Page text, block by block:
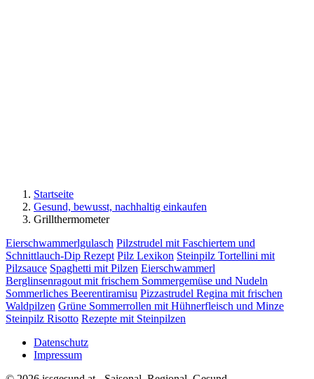
Startseite
Gesund, bewusst, nachhaltig einkaufen
Grillthermometer
Eierschwammerlgulasch Pilzstrudel mit Faschiertem und
Schnittlauch-Dip Rezept Pilz Lexikon Steinpilz Tortellini mit
Pilzsauce Spaghetti mit Pilzen Eierschwammerl
Berglinsenragout mit frischem Sommergemüse und Nudeln
Sommerliches Beerentiramisu Pizzastrudel Regina mit frischen
Waldpilzen Grüne Sommerrollen mit Hühnerfleisch und Minze
Steinpilz Risotto Rezepte mit Steinpilzen
Datenschutz
Impressum